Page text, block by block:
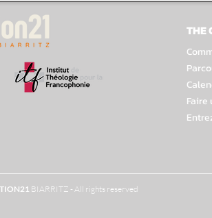
THE
Faire
21 BIARRITZ - All rights reserved